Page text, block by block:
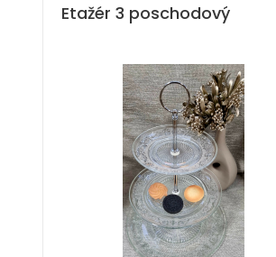
Etažér 3 poschodový